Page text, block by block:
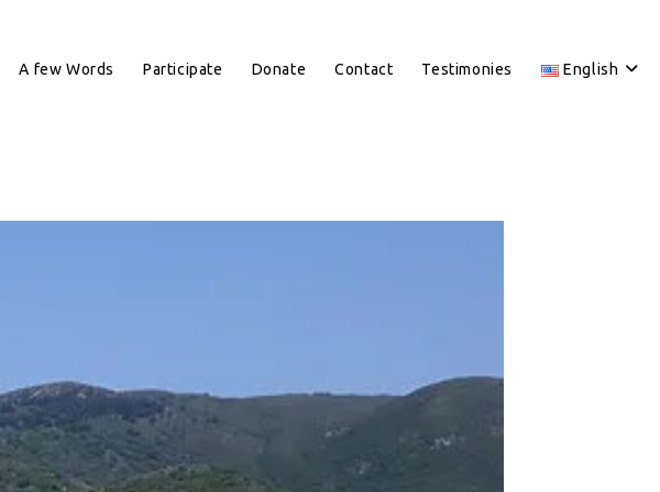
A few Words Participate Donate Contact Testimonies English